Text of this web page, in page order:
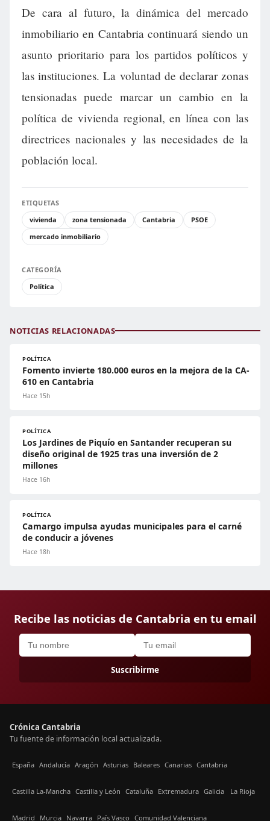
De cara al futuro, la dinámica del mercado
inmobiliario en Cantabria continuará siendo un
asunto prioritario para los partidos políticos y
las instituciones. La voluntad de declarar zonas
tensionadas puede marcar un cambio en la
política de vivienda regional, en línea con las
directrices nacionales y las necesidades de la
población local.
ETIQUETAS
vivienda
zona tensionada Cantabria
PSOE
mercado inmobiliario
CATEGORÍA
Política
NOTICIAS RELACIONADAS
POLÍTICA
Fomento invierte 180.000 euros en la mejora de la CA-
610 en Cantabria
Hace 15h
POLÍTICA
Los Jardines de Piquío en Santander recuperan su
diseño original de 1925 tras una inversión de 2
millones
Hace 16h
POLÍTICA
Camargo impulsa ayudas municipales para el carné
de conducir a jóvenes
Hace 18h
Recibe las noticias de Cantabria en tu email
Suscribirme
Crónica Cantabria
Tu fuente de información local actualizada.
España Andalucía Aragón Asturias Baleares Canarias Cantabria
Castilla La-Mancha Castilla y León Cataluña Extremadura Galicia La Rioja
Madrid Murcia Navarra País Vasco Comunidad Valenciana